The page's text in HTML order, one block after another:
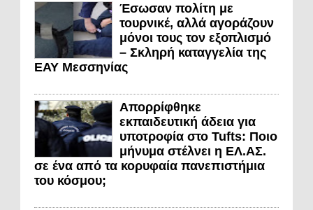
Έσωσαν πολίτη με
τουρνικέ, αλλά αγοράζουν
μόνοι τους τον εξοπλισμό
– Σκληρή καταγγελία της
ΕΑΥ Μεσσηνίας
Απορρίφθηκε
εκπαιδευτική άδεια για
υποτροφία στο Tufts: Ποιο
μήνυμα στέλνει η ΕΛ.ΑΣ.
σε ένα από τα κορυφαία πανεπιστήμια
του κόσμου;